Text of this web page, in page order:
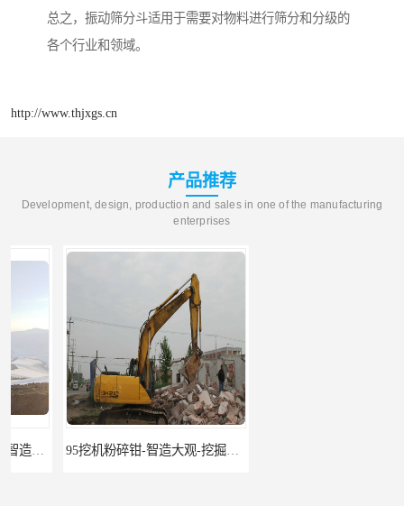
总之，振动筛分斗适用于需要对物料进行筛分和分级的
各个行业和领域。
http://www.thjxgs.cn
产品推荐
Development, design, production and sales in one of the manufacturing
enterprises
95挖机粉碎钳-智造大观-挖掘机钢筋分离钳